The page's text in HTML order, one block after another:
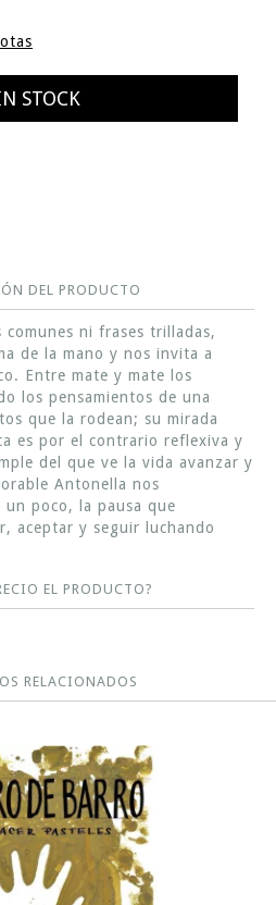
DEL PRODUCTO
ni frases trilladas,
de la mano y nos invita a
Entre mate y mate los
los pensamientos de una
que la rodean; su mirada
es por el contrario reflexiva y
del que ve la vida avanzar y
Antonella nos
poco, la pausa que
aceptar y seguir luchando
EL PRODUCTO?
RELACIONADOS